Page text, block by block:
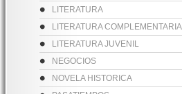
LITERATURA
LITERATURA COMPLEMENTARIA
LITERATURA JUVENIL
NEGOCIOS
NOVELA HISTORICA